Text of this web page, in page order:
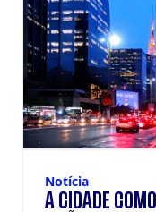
Notícia
A CIDADE